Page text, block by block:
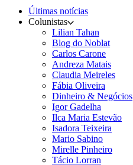
Últimas notícias
Colunistas
Lilian Tahan
Blog do Noblat
Carlos Carone
Andreza Matais
Claudia Meireles
Fábia Oliveira
Dinheiro & Negócios
Igor Gadelha
Ilca Maria Estevão
Isadora Teixeira
Mario Sabino
Mirelle Pinheiro
Tácio Lorran